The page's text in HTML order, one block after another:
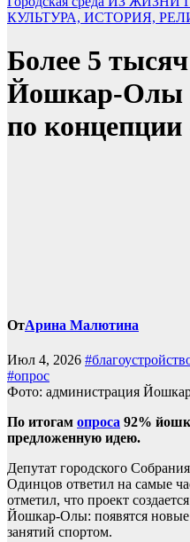
КУЛЬТУРА, ИСТОРИЯ,
Более 5
Йошкар-Олы
по концепции
ОтАрина Малютина
Июл 4, 2026
#опрос
Фото: администрация
По итогам опроса 92%
предложенную идею.
Депутат городского
Одинцов ответил на самые
отметил, что проект
Йошкар-Олы: появятся новые
занятий спортом.